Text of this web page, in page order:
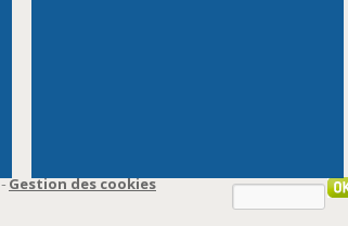
- Gestion des cookies